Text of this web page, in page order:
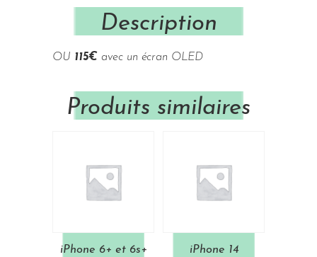
Description
OU 115€ avec un écran OLED
Produits similaires
iPhone 6+ et 6s+
iPhone 14